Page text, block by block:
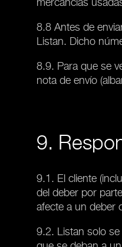
8.8 Antes de
Listan. Dicho
8.9. Para que se
nota de envío
9.
9.1. El cliente
del deber por
afecte a un deber
9.2. Listan solo